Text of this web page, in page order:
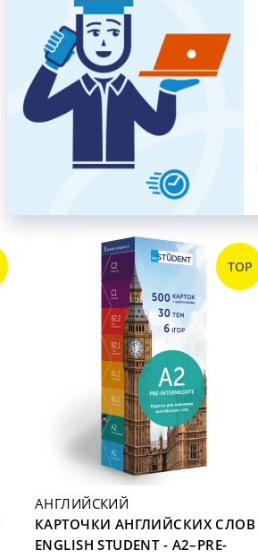
TOP
АНГЛИЙСКИЙ
КАРТОЧКИ АНГЛИЙСКИХ СЛОВ
ENGLISH STUDENT - A2–PRE-